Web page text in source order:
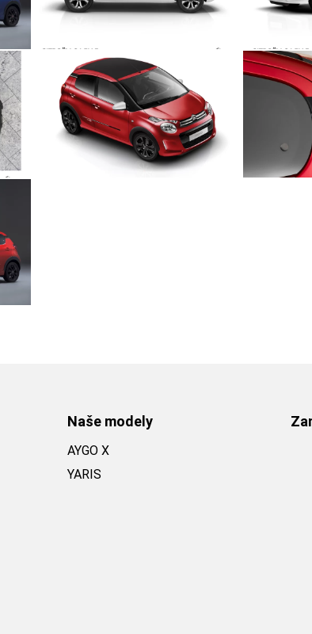
Naše modely
AYGO X
YARIS